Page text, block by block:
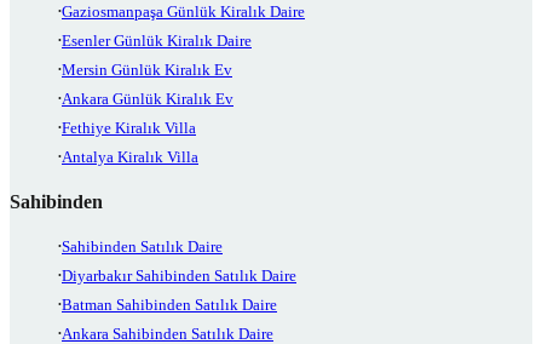
Gaziosmanpaşa Günlük Kiralık Daire
Esenler Günlük Kiralık Daire
Mersin Günlük Kiralık Ev
Ankara Günlük Kiralık Ev
Fethiye Kiralık Villa
Antalya Kiralık Villa
Sahibinden
Sahibinden Satılık Daire
Diyarbakır Sahibinden Satılık Daire
Batman Sahibinden Satılık Daire
Ankara Sahibinden Satılık Daire